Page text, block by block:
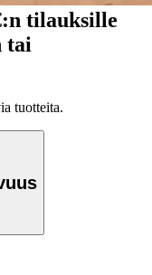
tilauksille
tai
tuotteita.